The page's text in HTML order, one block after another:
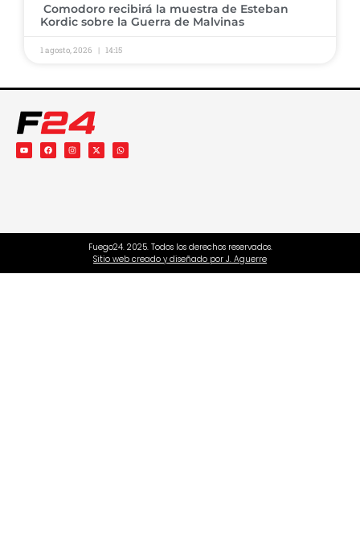
​ ​Comodoro recibirá la muestra de Esteban
Kordic sobre la Guerra de Malvinas
1 agosto, 2026 14:15
Fuego24. 2025. Todos los derechos reservados.
Sitio web creado y diseñado por J. Aguerre